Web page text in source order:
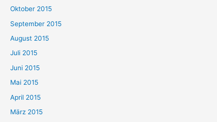
Oktober 2015
September 2015
August 2015
Juli 2015
Juni 2015
Mai 2015
April 2015
März 2015